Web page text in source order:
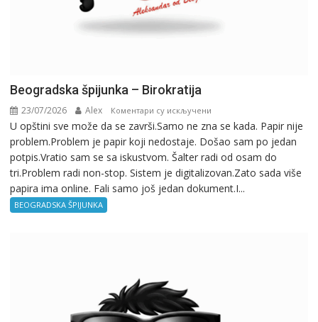
Beogradska špijunka – Birokratija
23/07/2026 Alex Коментари су искључени
Beogradska
špijunka
–
Birokratija
U opštini sve može da se završi.Samo ne zna se kada. Papir nije
problem.Problem je papir koji nedostaje. Došao sam po jedan
potpis.Vratio sam se sa iskustvom. Šalter radi od osam do
tri.Problem radi non-stop. Sistem je digitalizovan.Zato sada više
papira ima online. Fali samo još jedan dokument.I...
BEOGRADSKA ŠPIJUNKA